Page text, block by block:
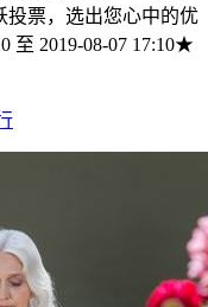
投票，选出您心中的优
至 2019-08-07 17:10★